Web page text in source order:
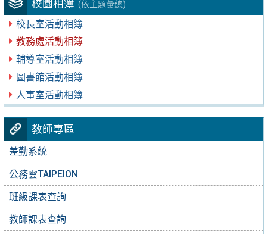
校園相簿 (依主題彙總)
校長室活動相簿
教務處活動相簿
輔導室活動相簿
圖書館活動相簿
人事室活動相簿
教師專區
差勤系統
公務雲TAIPEION
班級課表查詢
教師課表查詢